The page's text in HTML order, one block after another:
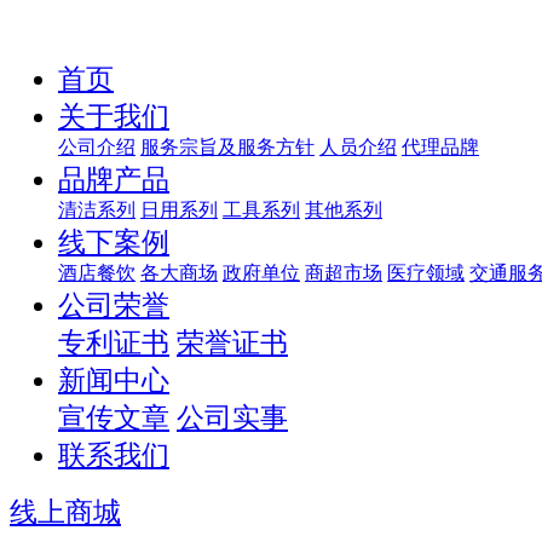
首页
关于我们
公司介绍 服务宗旨及服务方针 人员介绍 代理品牌
品牌产品
清洁系列 日用系列 工具系列 其他系列
线下案例
酒店餐饮 各大商场 政府单位 商超市场 医疗领域 交通服
公司荣誉
专利证书 荣誉证书
新闻中心
宣传文章 公司实事
联系我们
线上商城